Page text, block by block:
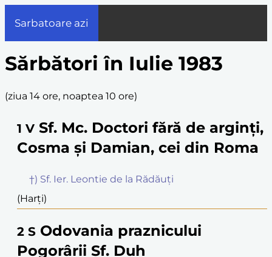
Sarbatoare azi
Sărbători în Iulie 1983
(ziua 14 ore, noaptea 10 ore)
1 V Sf. Mc. Doctori fără de arginți,
Cosma și Damian, cei din Roma
†) Sf. Ier. Leontie de la Rădăuți
(Harți)
2 S Odovania praznicului
Pogorârii Sf. Duh